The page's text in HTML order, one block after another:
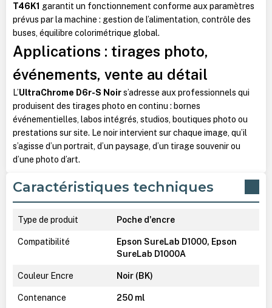
T46K1 garantit un fonctionnement conforme aux paramètres
prévus par la machine : gestion de l’alimentation, contrôle des
buses, équilibre colorimétrique global.
Applications : tirages photo,
événements, vente au détail
L’UltraChrome D6r-S Noirs’adresse aux professionnels qui
produisent des tirages photo en continu : bornes
événementielles, labos intégrés, studios, boutiques photo ou
prestations sur site. Le noir intervient sur chaque image, qu’il
s’agisse d’un portrait, d’un paysage, d’un tirage souvenir ou
d’une photo d’art.
Caractéristiques techniques
Type de produit Poche d'encre
Compatibilité
Epson SureLab D1000, Epson
SureLab D1000A
Couleur Encre Noir (BK)
Contenance 250 ml